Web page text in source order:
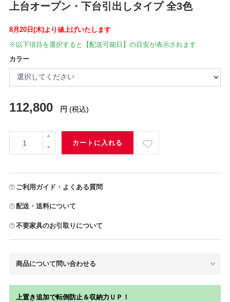
上台オープン・下台引出しタイプ 全3色
8月20日(木)より値上げいたします
※以下項目を選択すると【配送可能日】の目安が表示されます
カラー
112,800 円 (税込)
カートに入れる
ご利用ガイド・よくある質問
配送・送料について
不要家具のお引取りについて
商品について問い合わせる
上置き追加で転倒防止＆収納力ＵＰ！